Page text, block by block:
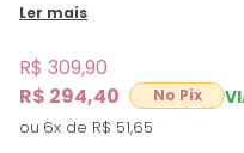
Ler mais
R$ 294,40
R$ 309,90
6x R$ 51,65